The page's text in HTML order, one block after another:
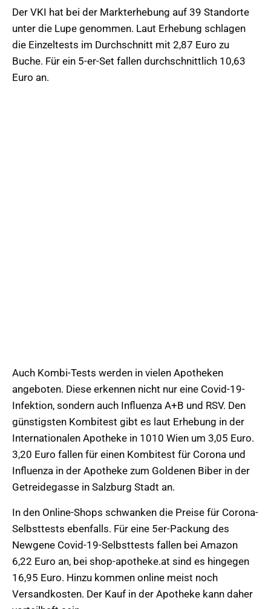
Der VKI hat bei der Markterhebung auf 39 Standorte
unter die Lupe genommen. Laut Erhebung schlagen
die Einzeltests im Durchschnitt mit 2,87 Euro zu
Buche. Für ein 5-er-Set fallen durchschnittlich 10,63
Euro an.
Auch Kombi-Tests werden in vielen Apotheken
angeboten. Diese erkennen nicht nur eine Covid-19-
Infektion, sondern auch Influenza A+B und RSV. Den
günstigsten Kombitest gibt es laut Erhebung in der
Internationalen Apotheke in 1010 Wien um 3,05 Euro.
3,20 Euro fallen für einen Kombitest für Corona und
Influenza in der Apotheke zum Goldenen Biber in der
Getreidegasse in Salzburg Stadt an.
In den Online-Shops schwanken die Preise für Corona-
Selbsttests ebenfalls. Für eine 5er-Packung des
Newgene Covid-19-Selbsttests fallen bei Amazon
6,22 Euro an, bei shop-apotheke.at sind es hingegen
16,95 Euro. Hinzu kommen online meist noch
Versandkosten. Der Kauf in der Apotheke kann daher